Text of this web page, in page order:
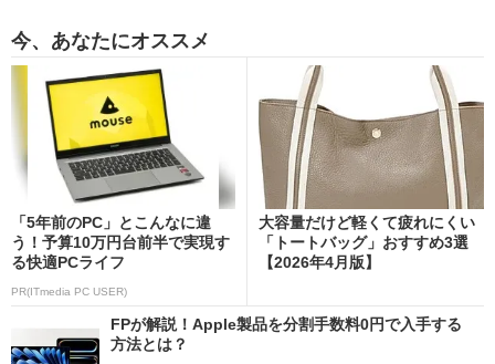
今、あなたにオススメ
「5年前のPC」とこんなに違
う！予算10万円台前半で実現す
る快適PCライフ
PR(ITmedia PC USER)
大容量だけど軽くて疲れにくい
「トートバッグ」おすすめ3選
【2026年4月版】
FPが解説！Apple製品を分割手数料0円で入手する
方法とは？